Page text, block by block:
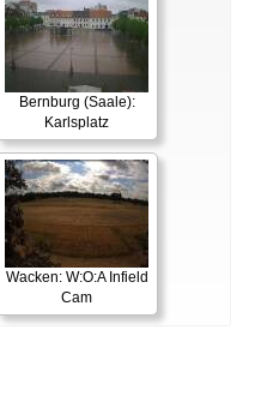
Bernburg (Saale):
Karlsplatz
Wacken: W:O:A Infield
Cam